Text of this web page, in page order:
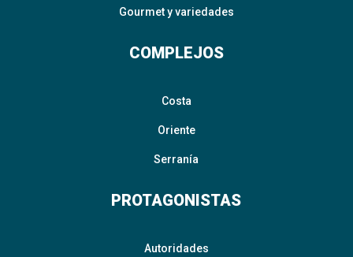
Gourmet y variedades
COMPLEJOS
Costa
Oriente
Serranía
PROTAGONISTAS
Autoridades